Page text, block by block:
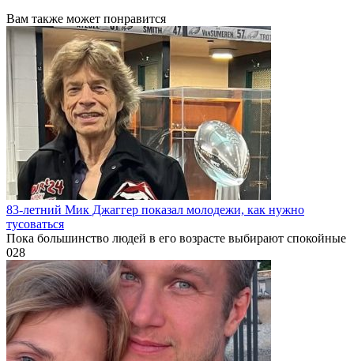
Вам также может понравится
83-летний Мик Джаггер показал молодежи, как нужно
тусоваться
Пока большинство людей в его возрасте выбирают спокойные
028